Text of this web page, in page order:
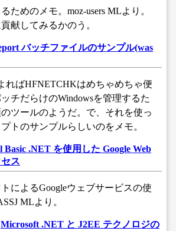
ためのメモ。moz-users MLより。
献してみるかのう。
バッチファイルのサンプル(was
ればHFNETCHKはめちゃめちゃ便
チだらけのWindowsを管理するた
ツールのようだ。で、それを使っ
トのサンプルらしいのをメモ。
Basic .NET を使用した Google Web
ス
によるGoogleウェブサービスの使
MLより。
Microsoft .NET と J2EE テクノロジの